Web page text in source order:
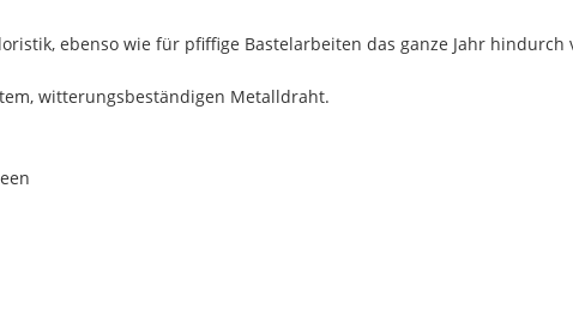
ebenso wie für pfiffige Bastelarbeiten das ganze Jahr
witterungsbeständigen Metalldraht.